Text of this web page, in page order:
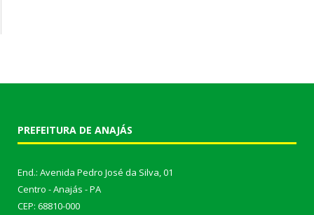
PREFEITURA DE ANAJÁS
End.: Avenida Pedro José da Silva, 01
Centro - Anajás - PA
CEP: 68810-000